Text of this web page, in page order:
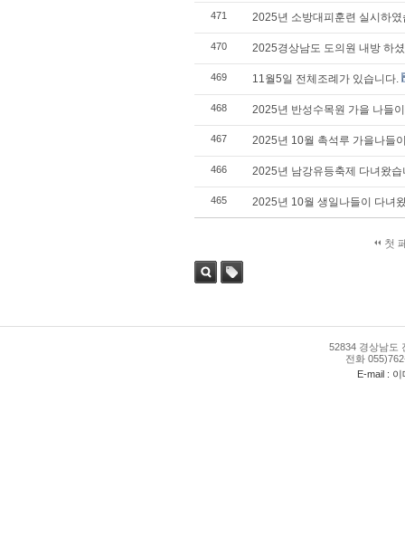
471 2025년 소방대피훈련 실시하였
470 2025경상남도 도의원 내방 하
469 11월5일 전체조례가 있습니다.
468 2025년 반성수목원 가을 나들
467 2025년 10월 촉석루 가을나들
466 2025년 남강유등축제 다녀왔습
465 2025년 10월 생일나들이 다녀
첫
52834 경상남도
전화
E-mail :